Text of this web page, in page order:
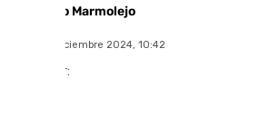
Francisco Marmolejo
lunes, 30 diciembre 2024, 10:42
Compartir: